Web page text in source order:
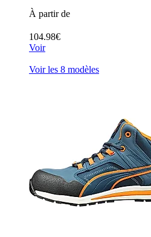
À partir de
104.98€
Voir
Voir les 8 modèles